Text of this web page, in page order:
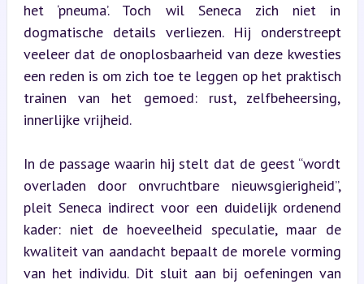
het ‘pneuma’. Toch wil Seneca zich niet in
dogmatische details verliezen. Hij onderstreept
veeleer dat de onoplosbaarheid van deze kwesties
een reden is om zich toe te leggen op het praktisch
trainen van het gemoed: rust, zelfbeheersing,
innerlijke vrijheid.
In de passage waarin hij stelt dat de geest “wordt
overladen door onvruchtbare nieuwsgierigheid”,
pleit Seneca indirect voor een duidelijk ordenend
kader: niet de hoeveelheid speculatie, maar de
kwaliteit van aandacht bepaalt de morele vorming
van het individu. Dit sluit aan bij oefeningen van